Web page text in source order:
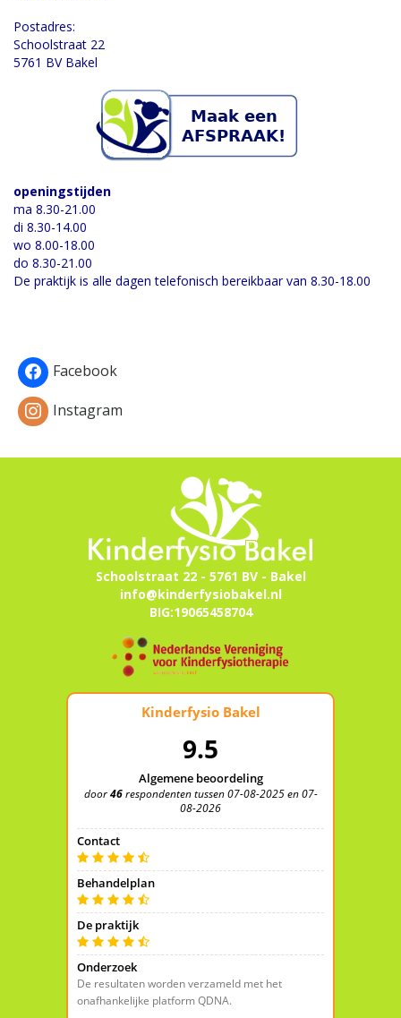
Postadres:
Schoolstraat 22
5761 BV Bakel
openingstijden
ma 8.30-21.00
di 8.30-14.00
wo 8.00-18.00
do 8.30-21.00
De praktijk is alle dagen telefonisch bereikbaar van 8.30-18.00
Facebook
Instagram
Schoolstraat 22 - 5761 BV - Bakel
info@kinderfysiobakel.nl
BIG:19065458704